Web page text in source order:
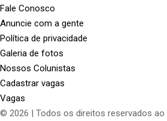
Fale Conosco
Anuncie com a gente
Política de privacidade
Galeria de fotos
Nossos Colunistas
Cadastrar vagas
Vagas
© 2026 | Todos os direitos reservados ao